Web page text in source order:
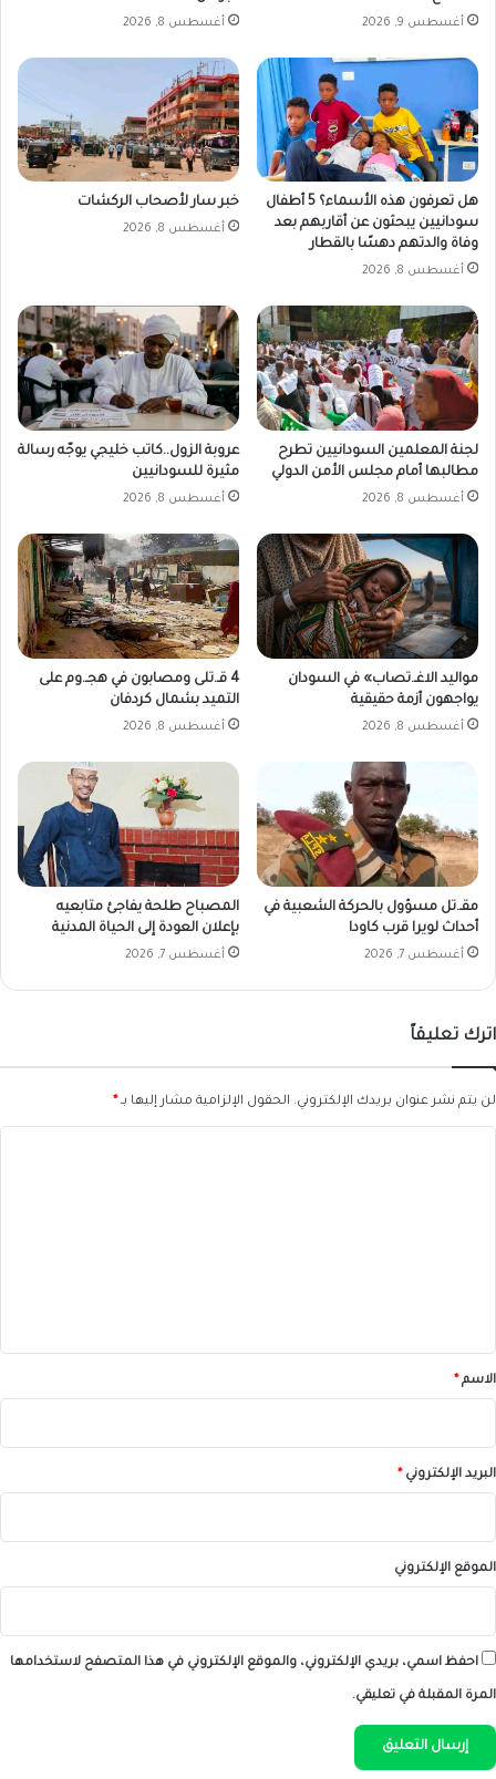
ي
ض
خ
م
ة
ل
ل
د
ع
ا
ل
س
ر
ي
ع
ف
ي
ه
ه
م
ن
ط
ق
ة
أغسطس 9, 2026 أغسطس 8, 2026
هل تعرفون هذه الأسماء؟ 5 أطفال
سودانيين يبحثون عن أقاربهم بعد
وفاة والدتهم دهسًا بالقطار
أغسطس 8, 2026
خبر سار لأصحاب الركشات
أغسطس 8, 2026
لجنة المعلمين السودانيين تطرح
مطالبها أمام مجلس الأمن الدولي
أغسطس 8, 2026
عروبة الزول..كاتب خليجي يوجّه رسالة
مثيرة للسودانيين
أغسطس 8, 2026
مواليد الاغـ.تصاب» في السودان
يواجهون أزمة حقيقية
أغسطس 8, 2026
4 قـ.تلى ومصابون في هجـ.وم على
التميد بشمال كردفان
أغسطس 8, 2026
مقـ.تل مسؤول بالحركة الشعبية في
أحداث لويرا قرب كاودا
أغسطس 7, 2026
المصباح طلحة يفاجئ متابعيه
بإعلان العودة إلى الحياة المدنية
أغسطس 7, 2026
اترك تعليقاً
لن يتم نشر عنوان بريدك الإلكتروني. الحقول الإلزامية مشار إليها بـ*
*الاسم*
البريد الإلكتروني*
الموقع الإلكتروني
احفظ اسمي، بريدي الإلكتروني، والموقع الإلكتروني في هذا المتصفح لاستخدامها
المرة المقبلة في تعليقي.